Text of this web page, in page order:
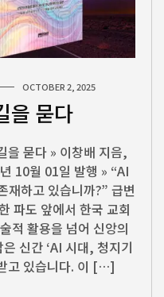
OCTOBER 2, 2025
을 묻다
묻다 » 이창배 지음,
10월 01일 발행 » “AI
재하고 있습니까?” 급변
파도 앞에서 한국 교회
적 활용을 넘어 신앙의
신간 ‘AI 시대, 청지기
고 있습니다. 이 […]